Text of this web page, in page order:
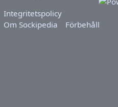
Integritetspolicy
Om Sockipedia
Förbehåll